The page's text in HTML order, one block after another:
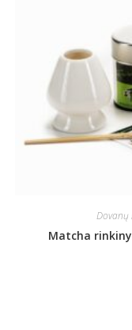
Matcha